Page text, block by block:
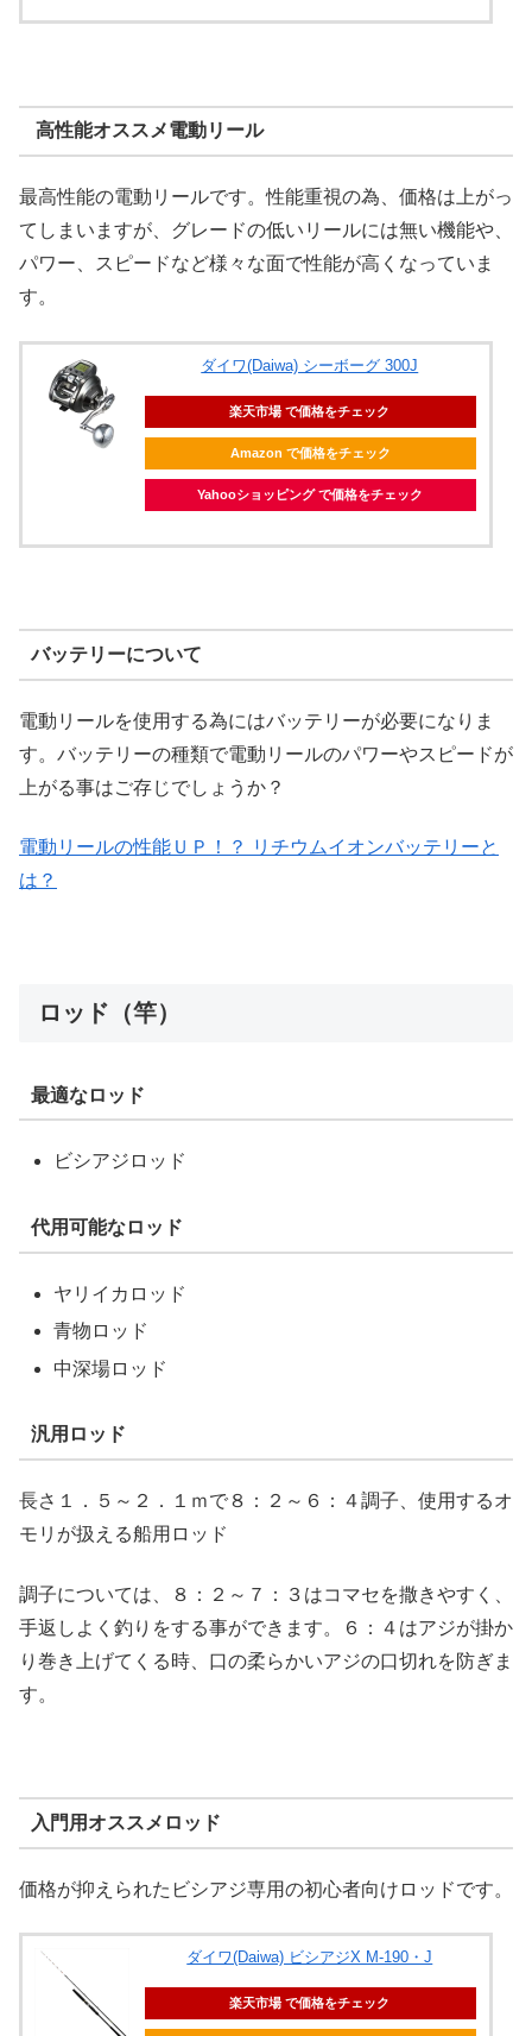
高性能オススメ電動リール
最高性能の電動リールです。性能重視の為、価格は上がっ
てしまいますが、グレードの低いリールには無い機能や、
パワー、スピードなど様々な面で性能が高くなっていま
す。
ダイワ(Daiwa) シーボーグ 300J
楽天市場 で価格をチェック
Amazon で価格をチェック
Yahooショッピング で価格をチェック
バッテリーについて
電動リールを使用する為にはバッテリーが必要になりま
す。バッテリーの種類で電動リールのパワーやスピードが
上がる事はご存じでしょうか？
電動リールの性能ＵＰ！？ リチウムイオンバッテリーと
は？
ロッド（竿）
最適なロッド
ビシアジロッド
代用可能なロッド
ヤリイカロッド
青物ロッド
中深場ロッド
汎用ロッド
長さ１．５～２．１ｍで８：２～６：４調子、使用するオ
モリが扱える船用ロッド
調子については、８：２～７：３はコマセを撒きやすく、
手返しよく釣りをする事ができます。６：４はアジが掛か
り巻き上げてくる時、口の柔らかいアジの口切れを防ぎま
す。
入門用オススメロッド
価格が抑えられたビシアジ専用の初心者向けロッドです。
ダイワ(Daiwa) ビシアジX M-190・J
楽天市場 で価格をチェック